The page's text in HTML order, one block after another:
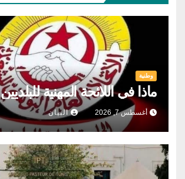
وطنية
ماذا في اللائحة المهنية للبلديين
أغسطس 7, 2026 البيان